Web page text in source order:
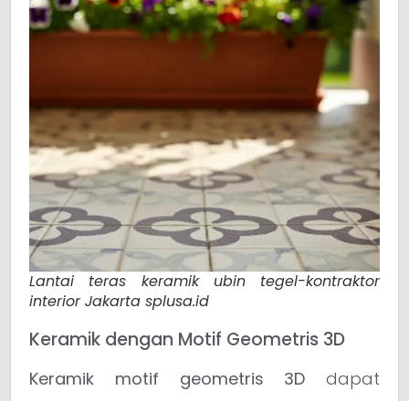
Lantai teras keramik ubin tegel-kontraktor
interior Jakarta splusa.id
Keramik dengan Motif Geometris 3D
Keramik motif geometris 3D dapat